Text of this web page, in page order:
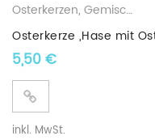
Osterkerzen, Gemischte Wachskerzen
Osterkerze „Hase mit
5,50€
inkl. MwSt.